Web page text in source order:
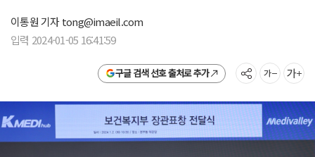
이통원 기자tong@imaeil.com
입력 2024-01-05 16:41:59
구글 검색 선호 출처로 추가